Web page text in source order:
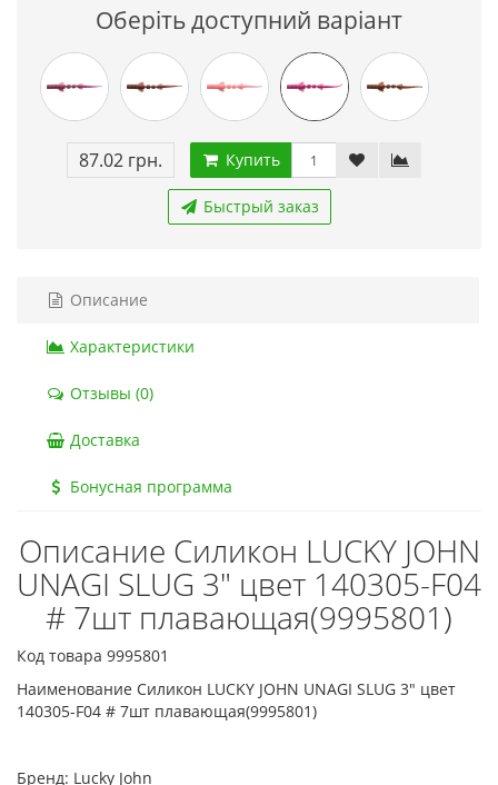
Оберіть доступний варіант
87.02 грн. Купить
Быстрый заказ
Описание
Характеристики
Отзывы (0)
Доставка
Бонусная программа
Описание Силикон LUCKY JOHN
UNAGI SLUG 3" цвет 140305-F04
# 7шт плавающая(9995801)
Код товара 9995801
Наименование Силикон LUCKY JOHN UNAGI SLUG 3" цвет
140305-F04 # 7шт плавающая(9995801)
Бренд: Lucky John